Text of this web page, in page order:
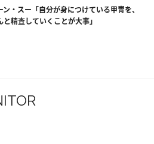
ン・スー「自分が身につけている甲冑を、
と精査していくことが大事」